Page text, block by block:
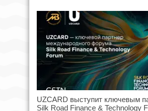
UZCARD выступит ключевым
Silk Road Finance & Technology